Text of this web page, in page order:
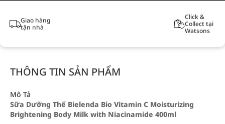
Giao hàng
tận nhà
Click &
Collect tại
Watsons
THÔNG TIN SẢN PHẨM
Mô Tả
Sữa Dưỡng Thể Bielenda Bio Vitamin C Moisturizing
Brightening Body Milk with Niacinamide 400ml